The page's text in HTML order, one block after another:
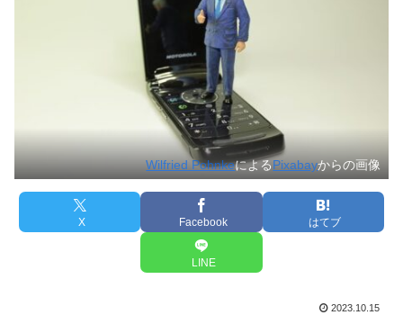
Wilfried PohnkeによるPixabayからの画像
X Facebook はてブ
LINE
2023.10.15